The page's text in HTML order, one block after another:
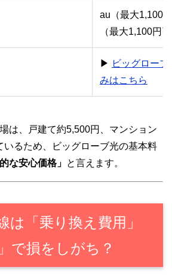
au（最大1,100
（最大1,100円
▶ ビッグロー
みはこちら
は、戸建て約5,500円、マンション
いるため、ビッグローブ光の基本料
な安心価格」 と言えます。
は「乗り換え費用」
で損をしがち？